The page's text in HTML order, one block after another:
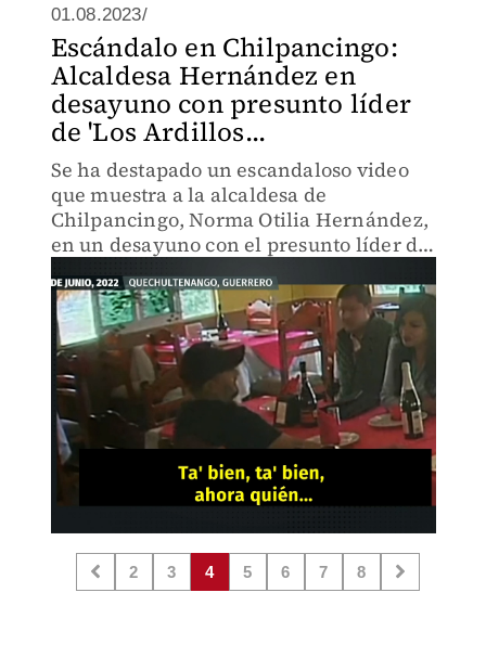
01.08.2023/
Escándalo en Chilpancingo:
Alcaldesa Hernández en
desayuno con presunto líder
de 'Los Ardillos...
Se ha destapado un escandaloso video
que muestra a la alcaldesa de
Chilpancingo, Norma Otilia Hernández,
en un desayuno con el presunto líder del
grupo delictivo "Los Ardillos".
2 3 4 5 6 7 8